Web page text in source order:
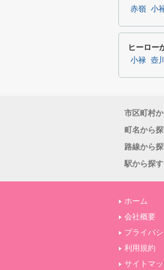
赤嶺 小
ヒーロー
小禄 壺川
市区町村
町名から
路線から
駅から探す
ホーム
会社概要
プライバ
利用規約
サイトマ